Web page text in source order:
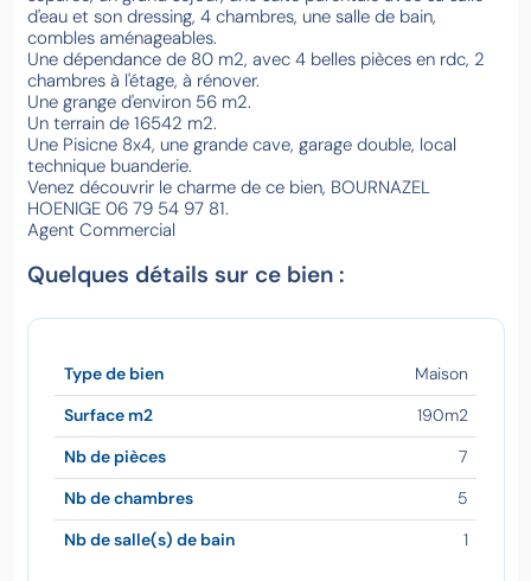
d'eau et son dressing, 4 chambres, une salle de bain,
combles aménageables.
Une dépendance de 80 m2, avec 4 belles pièces en rdc, 2
chambres à l'étage, à rénover.
Une grange d'environ 56 m2.
Un terrain de 16542 m2.
Une Pisicne 8x4, une grande cave, garage double, local
technique buanderie.
Venez découvrir le charme de ce bien, BOURNAZEL
HOENIGE 06 79 54 97 81.
Agent Commercial
Quelques détails sur ce bien :
Type de bien Maison
Surface m2 190m2
Nb de pièces 7
Nb de chambres 5
Nb de salle(s) de bain 1